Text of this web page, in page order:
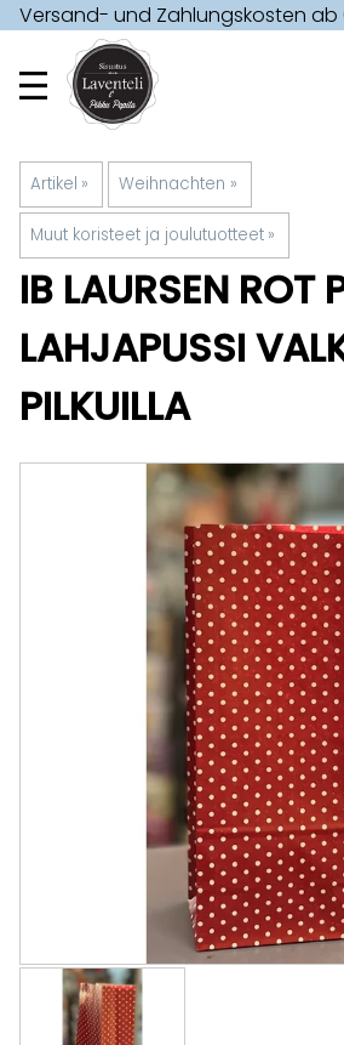
Versand- und Zahlungskosten ab
Artikel ‪» Weihnachten ‪»
Muut koristeet ja joulutuotteet ‪»
IB LAURSEN ROT
LAHJAPUSSI
PILKUILLA